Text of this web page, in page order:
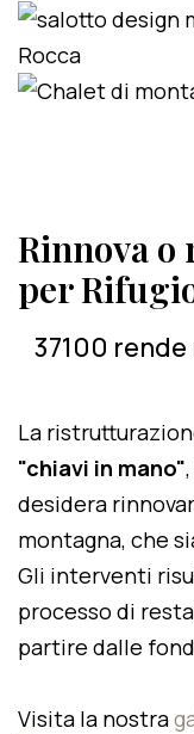
Rinnova
per
37100
La
"chiavi in mano"
desidera
montagna, che
Gli interventi
processo di
partire dalle
Visita la nostra